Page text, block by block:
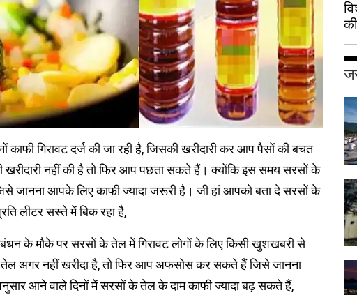
काफी गिरावट दर्ज की जा रही है, जिसकी खरीदारी कर आप पैसों की बचत
नहीं की है तो फिर आप पछता सकते हैं। क्योंकि इस समय सरसों के
जानना आपके लिए काफी ज्यादा जरूरी है। जी हां आपको बता दे सरसों के
लीटर सस्ते में बिक रहा है,
के मौके पर सरसों के तेल में गिरावट लोगों के लिए किसी खुशखबरी से
अगर नहीं खरीदा है, तो फिर आप अफसोस कर सकते हैं जिसे जानना
आने वाले दिनों में सरसों के तेल के दाम काफी ज्यादा बढ़ सकते हैं,
हुई